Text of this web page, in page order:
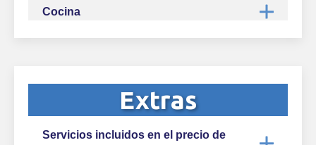
Cocina
Extras
Servicios incluidos en el precio de